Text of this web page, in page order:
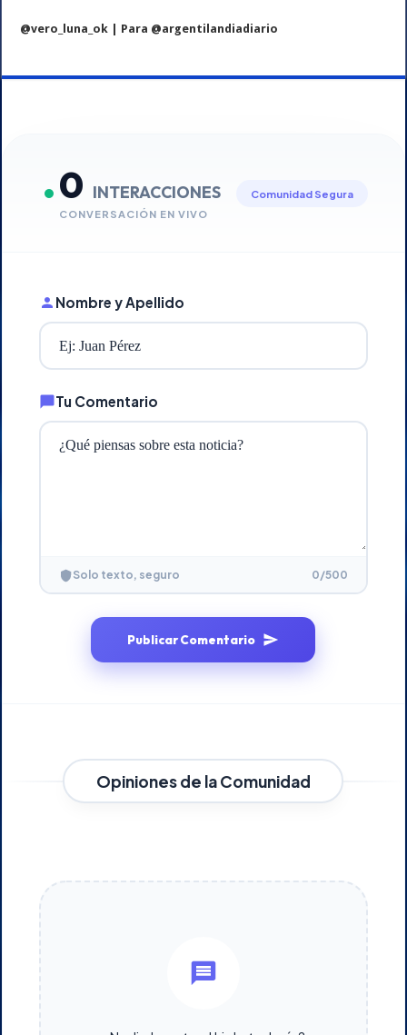
@vero_luna_ok | Para @argentilandiadiario
0 INTERACCIONES
CONVERSACIÓN EN VIVO
Comunidad Segura
Nombre y Apellido
Tu Comentario
Solo texto, seguro 0/500
Publicar Comentario
Opiniones de la Comunidad